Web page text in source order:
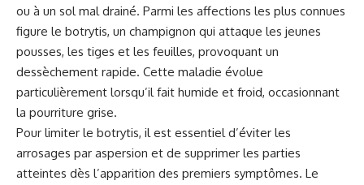
ou à un sol mal drainé. Parmi les affections les plus connues
figure le botrytis, un champignon qui attaque les jeunes
pousses, les tiges et les feuilles, provoquant un
dessèchement rapide. Cette maladie évolue
particulièrement lorsqu’il fait humide et froid, occasionnant
la pourriture grise.
Pour limiter le botrytis, il est essentiel d’éviter les
arrosages par aspersion et de supprimer les parties
atteintes dès l’apparition des premiers symptômes. Le